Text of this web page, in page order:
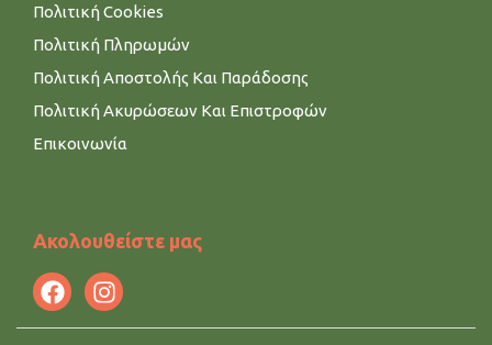
Πολιτική Cookies
Πολιτική Πληρωμών
Πολιτική Αποστολής Και Παράδοσης
Πολιτική Ακυρώσεων Και Επιστροφών
Επικοινωνία
Ακολουθείστε μας